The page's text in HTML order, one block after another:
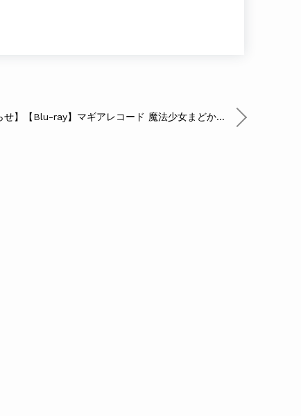
【発送開始のお知らせ】【Blu-ray】マギアレコード 魔法少女まどか☆マギカ外伝 Final SEASON-浅き夢の暁- 1 【完全生産限定版】